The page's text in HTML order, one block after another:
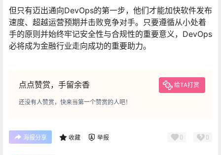
但只有迈出通向DevOps的第一步，他们才能加快软件发布
速度、超越运营预期并击败竞争对手。只要遵循从小处着
手的原则并始终牢记安全性与合规性的重要意义，DevOps
必将成为金融行业走向成功的重要助力。
点点赞赏，手留余香 给TA打赏
还没有人赞赏，快来当第一个赞赏的人吧！
海报分享 收藏 举报 0 0